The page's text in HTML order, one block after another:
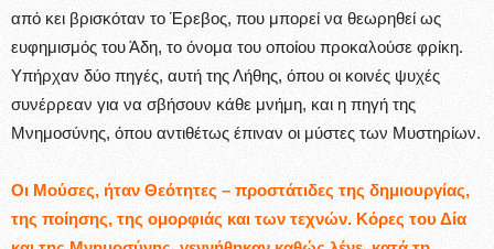
από κει βρισκόταν το Έρεβος, που μπορεί να θεωρηθεί ως
ευφημισμός του Άδη, το όνομα του οποίου προκαλούσε φρίκη.
Υπήρχαν δύο πηγές, αυτή της Λήθης, όπου οι κοινές ψυχές
συνέρρεαν για να σβήσουν κάθε μνήμη, και η πηγή της
Μνημοσύνης, όπου αντιθέτως έπιναν οι μύστες των Μυστηρίων.
Οι Μούσες, ήταν Θεότητες – προστάτιδες της δημιουργίας,
της ποίησης, της ομορφιάς και των τεχνών. Κόρες του Δία